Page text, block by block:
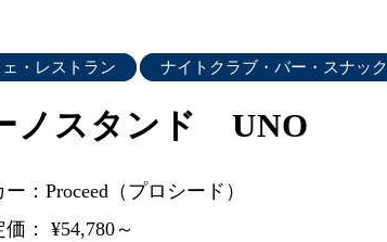
ェ・レストラン ナイトクラブ・バー・スナック
ノスタンド UNO
ー：Proceed（プロシード）
： ¥54,780～